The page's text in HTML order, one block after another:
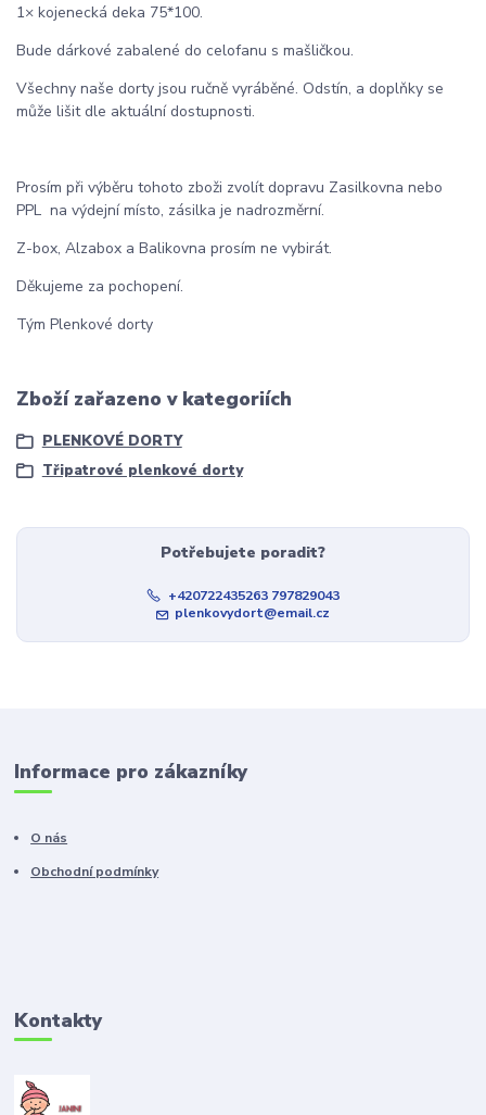
1× kojenecká deka 75*100.
Bude dárkové zabalené do celofanu s mašličkou.
Všechny naše dorty jsou ručně vyráběné. Odstín, a doplňky se
může lišit dle aktuální dostupnosti.
Prosím při výběru tohoto zboži zvolít dopravu Zasilkovna nebo
PPL na výdejní místo, zásilka je nadrozměrní.
Z-box, Alzabox a Balikovna prosím ne vybirát.
Děkujeme za pochopení.
Tým Plenkové dorty
Zboží zařazeno v kategoriích
PLENKOVÉ DORTY
Třipatrové plenkové dorty
Potřebujete poradit?
+420722435263 797829043
plenkovydort@email.cz
Informace pro zákazníky
O nás
Obchodní podmínky
Kontakty